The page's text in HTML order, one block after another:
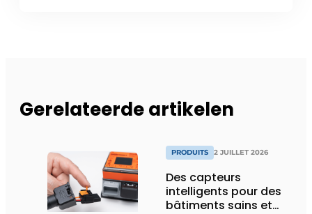
Gerelateerde artikelen
PRODUITS 2 JUILLET 2026
Des capteurs
intelligents pour des
bâtiments sains et